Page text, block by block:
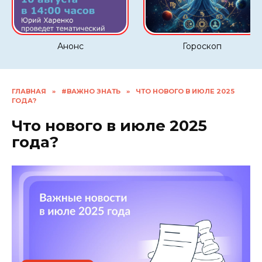
Анонс Гороскоп
ГЛАВНАЯ » #ВАЖНО ЗНАТЬ »
ЧТО НОВОГО В ИЮЛЕ 2025
ГОДА?
Что нового в июле 2025
года?